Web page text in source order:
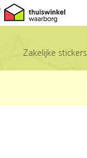
Zakelijke stickers